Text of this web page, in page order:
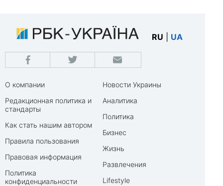
RU UA
О компании
Редакционная политика и
стандарты
Как стать нашим автором
Правила пользования
Правовая информация
Политика
конфиденциальности
Новости Украины
Аналитика
Политика
Бизнес
Жизнь
Развлечения
Lifestyle